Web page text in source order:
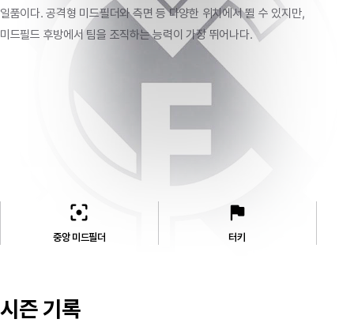
일품이다. 공격형 미드필더와측면 등다양한 위치에서뛸 수 있지만,
미드필드 후방에서 팀을 조직하는능력이 가장 뛰어나다.
filter_center_focus
중앙 미드필더
flag
터키
시즌 기록